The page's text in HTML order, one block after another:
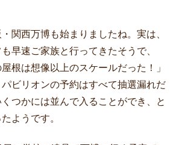
関西万博も始まりましたね。実は、
早速ご家族と行ってきたそうで、
根は想像以上のスケールだった！」
ビリオンの予約はすべて抽選漏れだ
つかには並んで入ることができ、と
ようです。